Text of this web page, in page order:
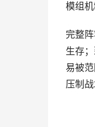
模组
完整
生存
易被
压制